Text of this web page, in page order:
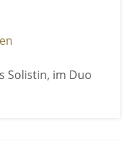
Solistin, im Duo